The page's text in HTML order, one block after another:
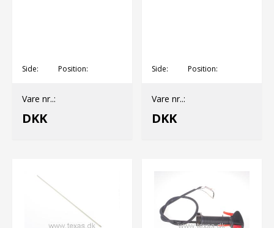
Side: Position:
Vare nr..:
DKK
Side: Position:
Vare nr..:
DKK